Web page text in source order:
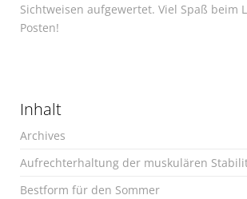
Sichtweisen aufgewertet. Viel Spaß beim
Posten!
Inhalt
Archives
Aufrechterhaltung der muskulären
Bestform für den Sommer